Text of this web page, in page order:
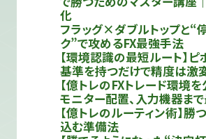
化
フラッグ×ダブルトップと“
ク”で攻めるFX最強手法
【環境認識の最短ルート】ピ
基準を持つだけで精度は激
【億トレのFXトレード環境
モニター配置、入力機器ま
【億トレのルーティン術】勝
込む準備法